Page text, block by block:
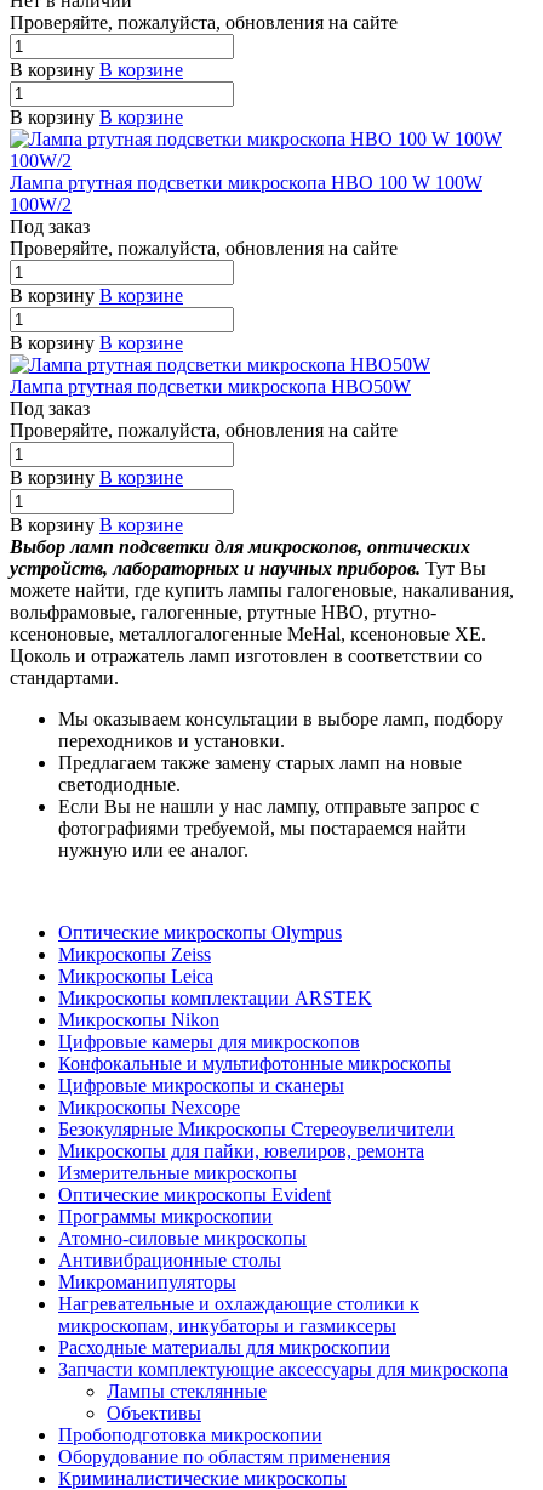
Проверяйте, пожалуйста, обновления на сайте
В корзину В корзине
В корзину В корзине
Лампа ртутная подсветки микроскопа HBO 100 W 100W
100W/2
Под заказ
Проверяйте, пожалуйста, обновления на сайте
В корзину В корзине
В корзину В корзине
Лампа ртутная подсветки микроскопа HBO50W
Под заказ
Проверяйте, пожалуйста, обновления на сайте
В корзину В корзине
В корзину В корзине
Выбор ламп подсветки для микроскопов, оптических
устройств, лабораторных и научных приборов. Тут Вы
можете найти, где купить лампы галогеновые, накаливания,
вольфрамовые, галогенные, ртутные HBO, ртутно-
ксеноновые, металлогалогенные MeHal, ксеноновые XE.
Цоколь и отражатель ламп изготовлен в соответствии со
стандартами.
Мы оказываем консультации в выборе ламп, подбору
переходников и установки.
Предлагаем также замену старых ламп на новые
светодиодные.
Если Вы не нашли у нас лампу, отправьте запрос с
фотографиями требуемой, мы постараемся найти
нужную или ее аналог.
Оптические микроскопы Olympus
Микроскопы Zeiss
Микроскопы Leica
Микроскопы комплектации ARSTEK
Микроскопы Nikon
Цифровые камеры для микроскопов
Конфокальные и мультифотонные микроскопы
Цифровые микроскопы и сканеры
Микроскопы Nexcope
Безокулярные Микроскопы Стереоувеличители
Микроскопы для пайки, ювелиров, ремонта
Измерительные микроскопы
Оптические микроскопы Evident
Программы микроскопии
Атомно-силовые микроскопы
Антивибрационные столы
Микроманипуляторы
Нагревательные и охлаждающие столики к
микроскопам, инкубаторы и газмиксеры
Расходные материалы для микроскопии
Запчасти комплектующие аксессуары для микроскопа
Лампы стеклянные
Объективы
Пробоподготовка микроскопии
Оборудование по областям применения
Криминалистические микроскопы